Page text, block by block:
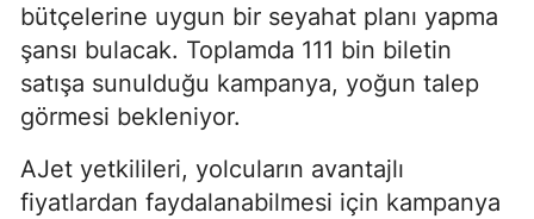
bütçelerine uygun bir seyahat planı yapma
şansı bulacak. Toplamda 111 bin biletin
satışa sunulduğu kampanya, yoğun talep
görmesi bekleniyor.
AJet yetkilileri, yolcuların avantajlı
fiyatlardan faydalanabilmesi için kampanya